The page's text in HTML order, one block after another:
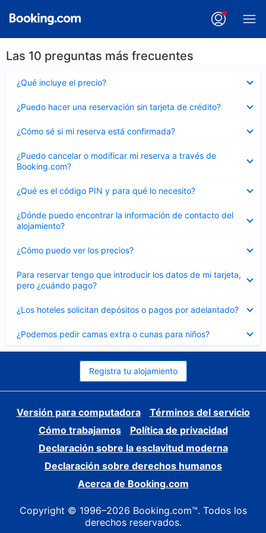
Las 10 preguntas más frecuentes
¿Qué incluye el precio?
cerrado
¿Puedo hacer una reservación sin tarjeta de crédito?
cerrado
¿Cómo sé si mi reserva está confirmada?
cerrado
¿Puedo cancelar o modificar mi reserva a través de
Booking.com?
cerrado
¿Qué es el código PIN y para qué lo necesito?
cerrado
¿Dónde puedo encontrar la información de contacto del
alojamiento?
cerrado
¿Cómo puedo ver los precios?
cerrado
Para reservar tengo que introducir los datos de mi tarjeta,
pero ¿cuándo pago?
cerrado
¿Los hoteles solicitan depósitos o pagos por adelantado?
cerrado
¿Podemos pedir camas extra o cunas para niños?
cerrado
Registra tu alojamiento
Versión para computadora
Términos del servicio
Cómo trabajamos
Política de privacidad
Declaración sobre la esclavitud moderna
Declaración sobre derechos humanos
Acerca de Booking.com
Copyright © 1996–2026 Booking.com™. Todos los
derechos reservados.